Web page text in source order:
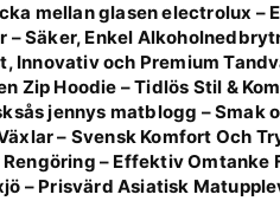
mellan glasen electrolux –
– Säker, Enkel
Innovativ och Premium
Zip Hoodie – Tidlös Stil &
jennys matblogg – Smak
– Svensk Komfort Och
Rengöring – Effektiv Omtanke
– Prisvärd Asiatisk